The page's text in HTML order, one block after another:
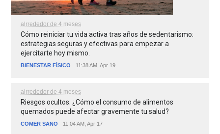
alrrededor de 4 meses
Cómo reiniciar tu vida activa tras años de sedentarismo:
estrategias seguras y efectivas para empezar a
ejercitarte hoy mismo.
BIENESTAR FÍSICO 11:38 AM, Apr 19
alrrededor de 4 meses
Riesgos ocultos: ¿Cómo el consumo de alimentos
quemados puede afectar gravemente tu salud?
COMER SANO 11:04 AM, Apr 17